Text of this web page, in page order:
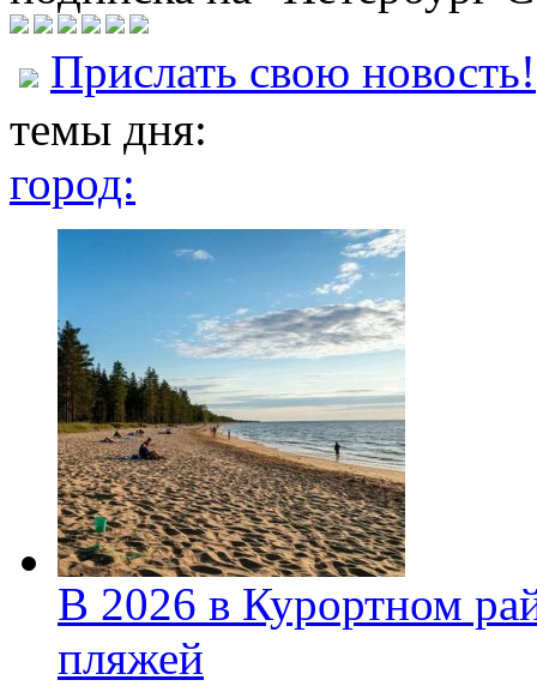
Прислать свою новость!
темы дня:
город:
В 2026 в Курортном
пляжей